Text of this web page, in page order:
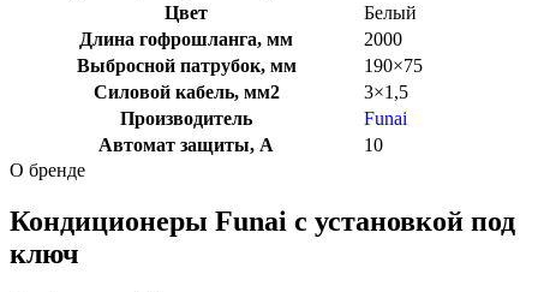
Цвет
Белый
Длина гофрошланга, мм
2000
Выбросной патрубок, мм
190×75
Силовой кабель, мм2
3×1,5
Производитель
Funai
Автомат защиты, А
10
О бренде
Кондиционеры Funai с установкой под
ключ